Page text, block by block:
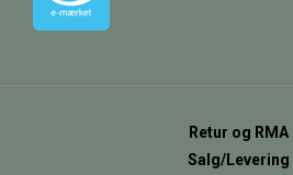
Retur og RMA
Salg/Levering